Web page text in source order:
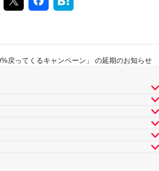
戻ってくるキャンペーン」 の延期のお知らせ